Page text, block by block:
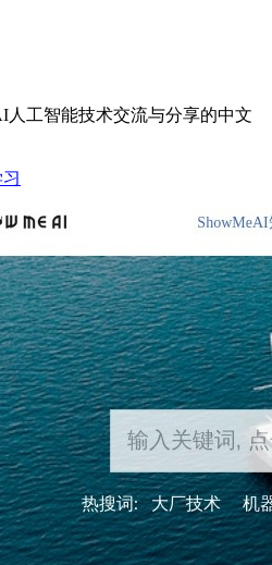
工智能技术交流与分享的中文